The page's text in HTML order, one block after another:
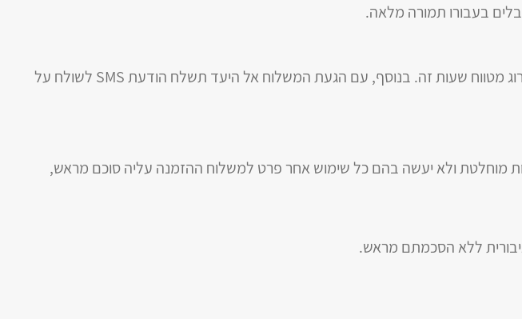
בעבורו תמורה מלאה.
בתיאום איתכם ועם המקבל יקבע טווח שעות בו יגיע המשלוח אל היעד. אנו מתחייבים לא לחרוג מטווח שעות זה. בנוסף, עם הגעת המשלוח אל היעד תשלח הודעת SMS לשולח על
מוחלטת ולא יעשה בהם כל שימוש אחר פרט למשלוח ההזמנה עליה סוכם מראש,
ציבורית ללא הסכמתם מראש.